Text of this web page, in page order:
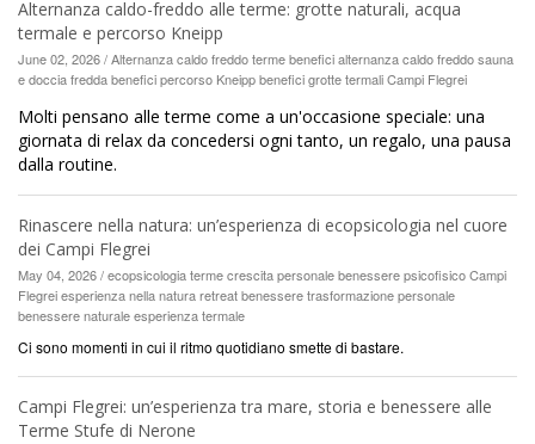
Alternanza caldo-freddo alle terme: grotte naturali, acqua
termale e percorso Kneipp
June 02, 2026 / Alternanza caldo freddo terme benefici alternanza caldo freddo sauna
e doccia fredda benefici percorso Kneipp benefici grotte termali Campi Flegrei
Molti pensano alle terme come a un'occasione speciale: una
giornata di relax da concedersi ogni tanto, un regalo, una pausa
dalla routine.
Rinascere nella natura: un’esperienza di ecopsicologia nel cuore
dei Campi Flegrei
May 04, 2026 / ecopsicologia terme crescita personale benessere psicofisico Campi
Flegrei esperienza nella natura retreat benessere trasformazione personale
benessere naturale esperienza termale
Ci sono momenti in cui il ritmo quotidiano smette di bastare.
Campi Flegrei: un’esperienza tra mare, storia e benessere alle
Terme Stufe di Nerone